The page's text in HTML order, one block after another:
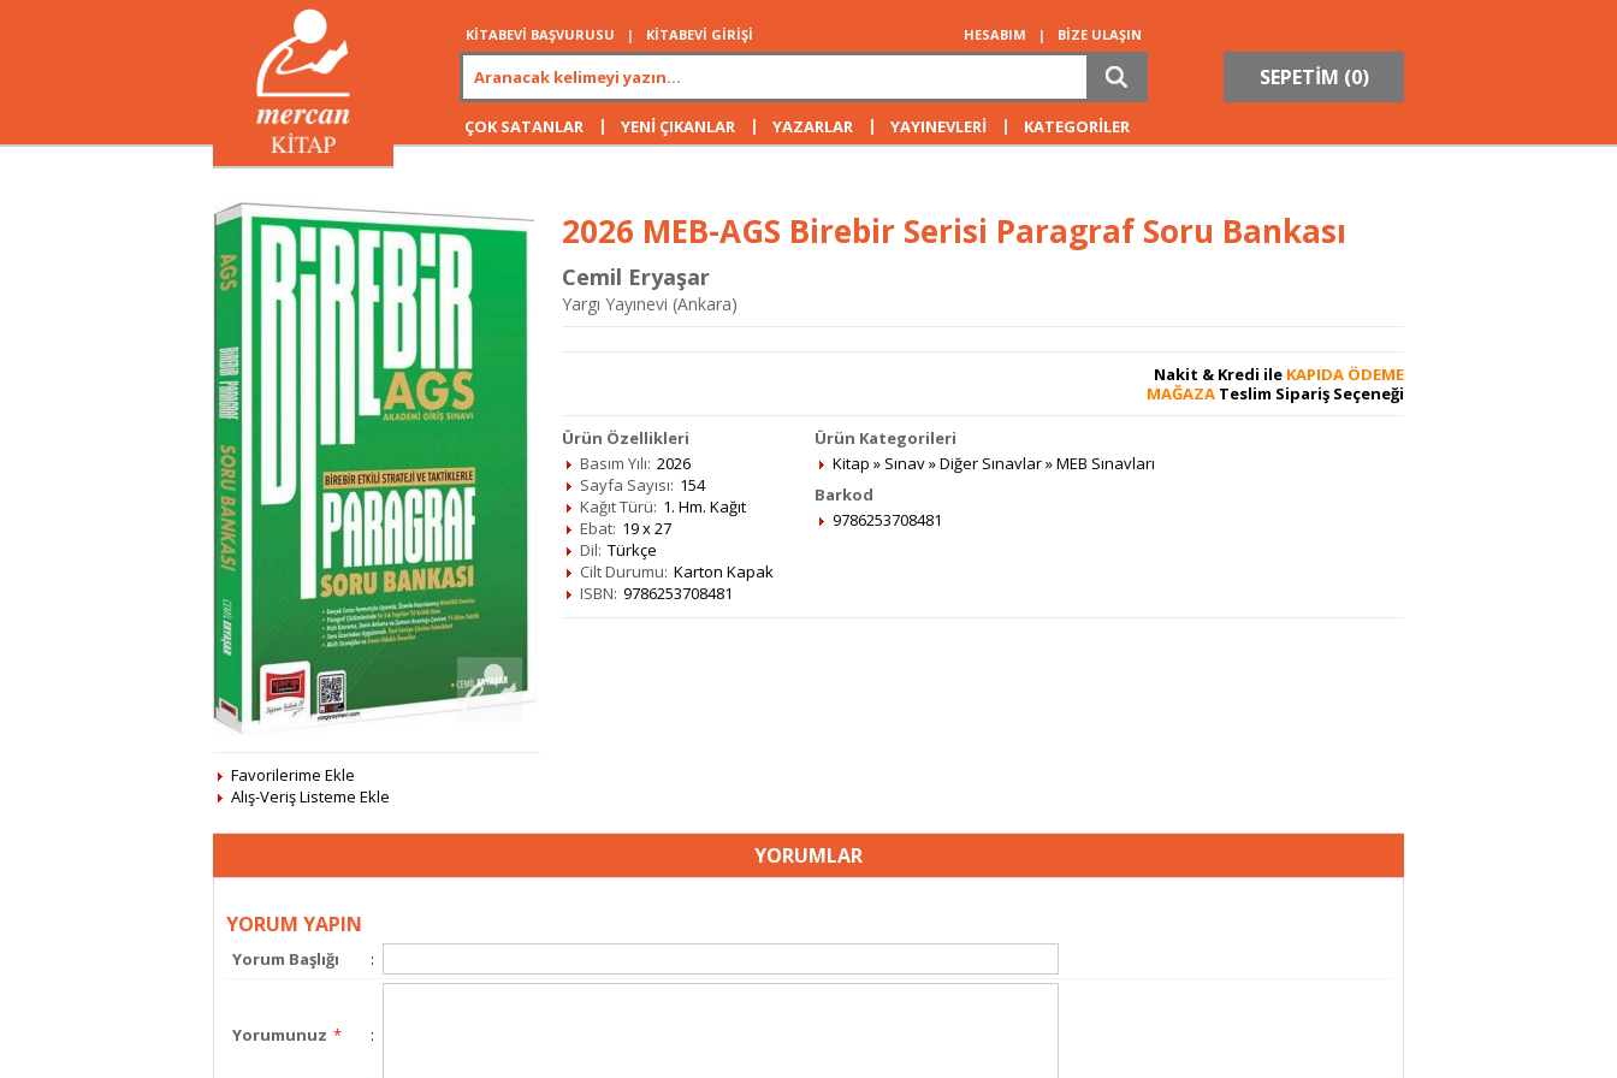
KİTABEVİ BAŞVURUSU | KİTABEVİ GİRİŞİ HESABIM | BİZE ULAŞIN
SEPETİM (0)
ÇOK SATANLAR | YENİ ÇIKANLAR | YAZARLAR | YAYINEVLERİ | KATEGORİLER
Favorilerime Ekle
Alış-Veriş Listeme Ekle
2026 MEB-AGS Birebir Serisi Paragraf Soru Bankası
Cemil Eryaşar
Yargı Yayınevi (Ankara)
Nakit & Kredi ile KAPIDA ÖDEME
MAĞAZA Teslim Sipariş Seçeneği
Ürün Özellikleri
Basım Yılı: 2026
Sayfa Sayısı: 154
Kağıt Türü: 1. Hm. Kağıt
Ebat: 19 x 27
Dil: Türkçe
Cilt Durumu: Karton Kapak
ISBN: 9786253708481
Ürün Kategorileri
Kitap » Sınav»Diğer Sınavlar»MEB Sınavları
Barkod
9786253708481
YORUMLAR
YORUM YAPIN
Yorum Başlığı :
Yorumunuz * :